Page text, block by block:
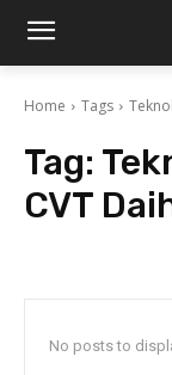
Home Tags
Tag:
CVT
No posts to